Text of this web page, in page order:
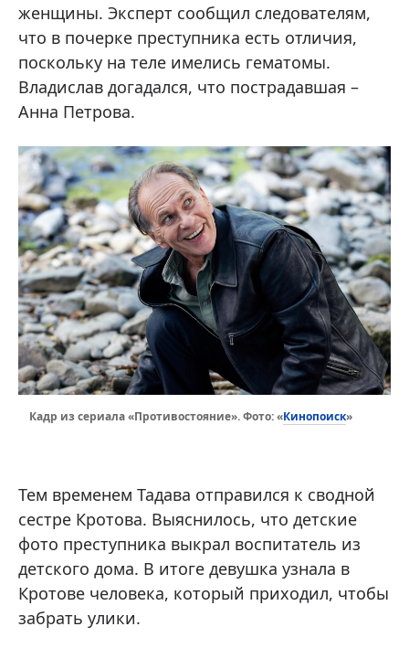
женщины. Эксперт сообщил следователям,
что в почерке преступника есть отличия,
поскольку на теле имелись гематомы.
Владислав догадался, что пострадавшая –
Анна Петрова.
Кадр из сериала «Противостояние». Фото: «Кинопоиск»
Тем временем Тадава отправился к сводной
сестре Кротова. Выяснилось, что детские
фото преступника выкрал воспитатель из
детского дома. В итоге девушка узнала в
Кротове человека, который приходил, чтобы
забрать улики.